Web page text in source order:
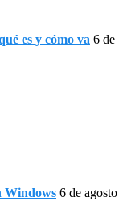
es y cómo va 6 de
Windows 6 de agosto